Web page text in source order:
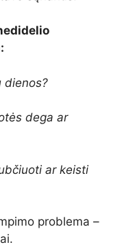
dienos?
dega ar
ar keisti
problema –